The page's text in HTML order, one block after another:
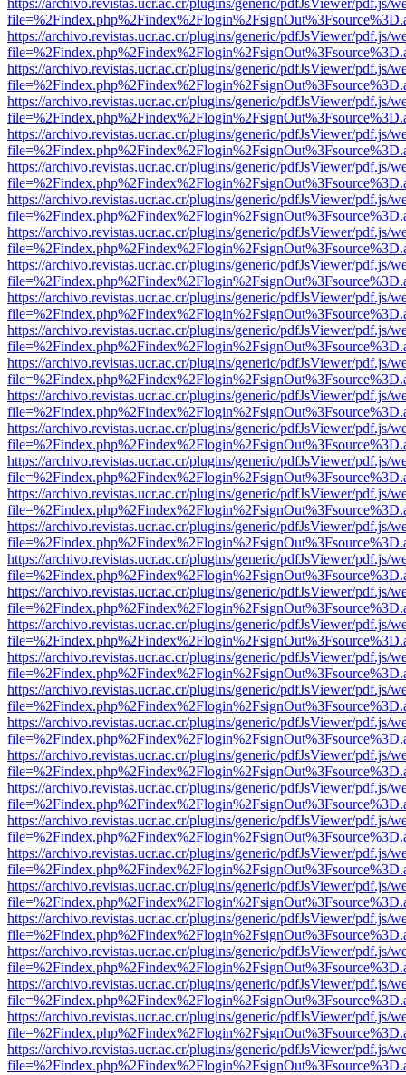
https://archivo.revistas.ucr.ac.cr/plugins/generic/pdfJsViewer/pdf.js/
https://archivo.revistas.ucr.ac.cr/plugins/generic/pdfJsViewer/pdf.js/
https://archivo.revistas.ucr.ac.cr/plugins/generic/pdfJsViewer/pdf.js/
https://archivo.revistas.ucr.ac.cr/plugins/generic/pdfJsViewer/pdf.js/
https://archivo.revistas.ucr.ac.cr/plugins/generic/pdfJsViewer/pdf.js/
https://archivo.revistas.ucr.ac.cr/plugins/generic/pdfJsViewer/pdf.js/
https://archivo.revistas.ucr.ac.cr/plugins/generic/pdfJsViewer/pdf.js/
https://archivo.revistas.ucr.ac.cr/plugins/generic/pdfJsViewer/pdf.js/
https://archivo.revistas.ucr.ac.cr/plugins/generic/pdfJsViewer/pdf.js/
https://archivo.revistas.ucr.ac.cr/plugins/generic/pdfJsViewer/pdf.js/
https://archivo.revistas.ucr.ac.cr/plugins/generic/pdfJsViewer/pdf.js/
https://archivo.revistas.ucr.ac.cr/plugins/generic/pdfJsViewer/pdf.js/
https://archivo.revistas.ucr.ac.cr/plugins/generic/pdfJsViewer/pdf.js/
https://archivo.revistas.ucr.ac.cr/plugins/generic/pdfJsViewer/pdf.js/
https://archivo.revistas.ucr.ac.cr/plugins/generic/pdfJsViewer/pdf.js/
https://archivo.revistas.ucr.ac.cr/plugins/generic/pdfJsViewer/pdf.js/
https://archivo.revistas.ucr.ac.cr/plugins/generic/pdfJsViewer/pdf.js/
https://archivo.revistas.ucr.ac.cr/plugins/generic/pdfJsViewer/pdf.js/
https://archivo.revistas.ucr.ac.cr/plugins/generic/pdfJsViewer/pdf.js/
https://archivo.revistas.ucr.ac.cr/plugins/generic/pdfJsViewer/pdf.js/
https://archivo.revistas.ucr.ac.cr/plugins/generic/pdfJsViewer/pdf.js/
https://archivo.revistas.ucr.ac.cr/plugins/generic/pdfJsViewer/pdf.js/
https://archivo.revistas.ucr.ac.cr/plugins/generic/pdfJsViewer/pdf.js/
https://archivo.revistas.ucr.ac.cr/plugins/generic/pdfJsViewer/pdf.js/
https://archivo.revistas.ucr.ac.cr/plugins/generic/pdfJsViewer/pdf.js/
https://archivo.revistas.ucr.ac.cr/plugins/generic/pdfJsViewer/pdf.js/
https://archivo.revistas.ucr.ac.cr/plugins/generic/pdfJsViewer/pdf.js/
https://archivo.revistas.ucr.ac.cr/plugins/generic/pdfJsViewer/pdf.js/
https://archivo.revistas.ucr.ac.cr/plugins/generic/pdfJsViewer/pdf.js/
https://archivo.revistas.ucr.ac.cr/plugins/generic/pdfJsViewer/pdf.js/
https://archivo.revistas.ucr.ac.cr/plugins/generic/pdfJsViewer/pdf.js/
https://archivo.revistas.ucr.ac.cr/plugins/generic/pdfJsViewer/pdf.js/
https://archivo.revistas.ucr.ac.cr/plugins/generic/pdfJsViewer/pdf.js/